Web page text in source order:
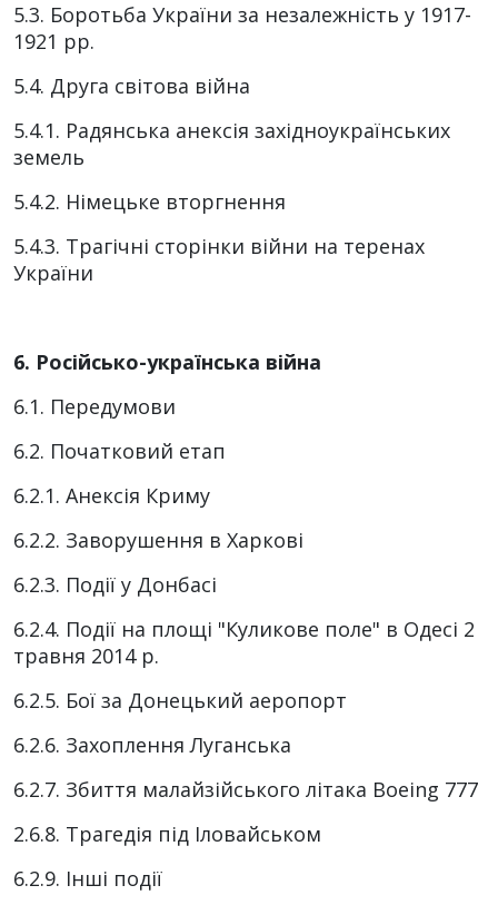
5.3. Боротьба України за незалежність у 1917-
1921 рр.
5.4. Друга світова війна
5.4.1. Радянська анексія західноукраїнських
земель
5.4.2. Німецьке вторгнення
5.4.3. Трагічні сторінки війни на теренах
України
6. Російсько-українська війна
6.1. Передумови
6.2. Початковий етап
6.2.1. Анексія Криму
6.2.2. Заворушення в Харкові
6.2.3. Події у Донбасі
6.2.4. Події на площі "Куликове поле" в Одесі 2
травня 2014 р.
6.2.5. Бої за Донецький аеропорт
6.2.6. Захоплення Луганська
6.2.7. Збиття малайзійського літака Boeing 777
2.6.8. Трагедія під Іловайськом
6.2.9. Інші події